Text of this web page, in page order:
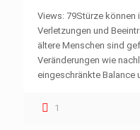
Views: 79Stürze können
Verletzungen und
ältere Menschen sind
Veränderungen wie
eingeschränkte Balance
1